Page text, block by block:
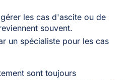
les cas d'ascite ou de
souvent.
un spécialiste pour les cas
sont toujours